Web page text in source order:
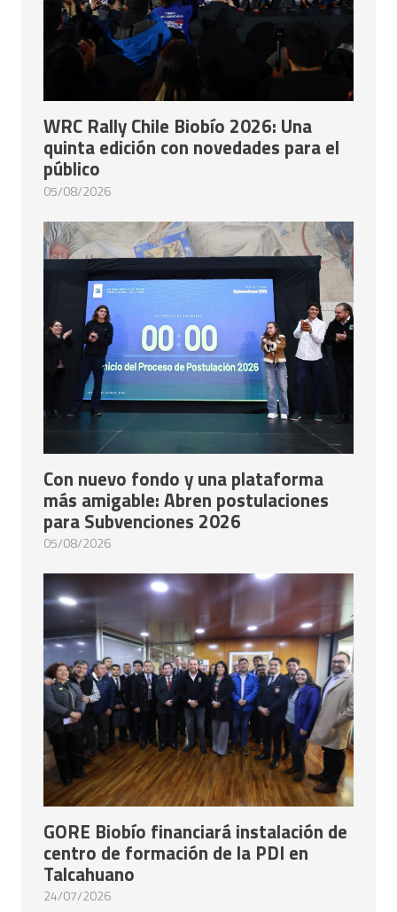
WRC Rally Chile Biobío 2026: Una
quinta edición con novedades para el
público
05/08/2026
Con nuevo fondo y una plataforma
más amigable: Abren postulaciones
para Subvenciones 2026
05/08/2026
GORE Biobío financiará instalación de
centro de formación de la PDI en
Talcahuano
24/07/2026